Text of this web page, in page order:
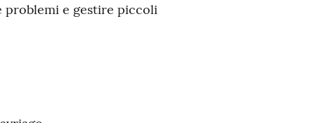
problemi e gestire piccoli